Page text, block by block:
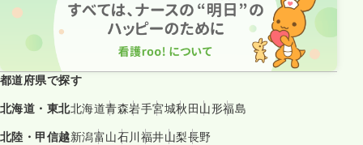
都道府県で探す
北海道・東北北海道青森岩手宮城秋田山形福島
北陸・甲信越新潟富山石川福井山梨長野